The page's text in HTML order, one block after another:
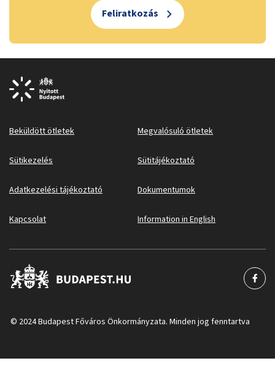
Feliratkozás
Beküldött ötletek Megvalósuló ötletek
Sütikezelés Sütitájékoztató
Adatkezelési tájékoztató Dokumentumok
Kapcsolat Information in English
© 2024 Budapest Főváros Önkormányzata. Minden jog fenntartva